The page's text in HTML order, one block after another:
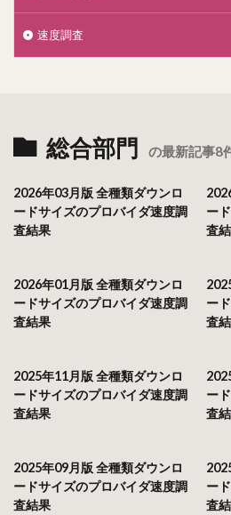
速度調査
総合部門 の最新記事8
2026年03月版 全種類ダウンロ
ードサイズのプロバイダ速度調
査結果
ー
査
2026年01月版 全種類ダウンロ
ードサイズのプロバイダ速度調
査結果
ー
査
2025年11月版 全種類ダウンロ
ードサイズのプロバイダ速度調
査結果
ー
査
2025年09月版 全種類ダウンロ
ードサイズのプロバイダ速度調
査結果
ー
査